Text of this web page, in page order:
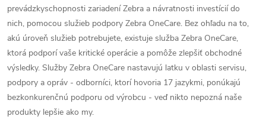
prevádzkyschopnosti zariadení Zebra a návratnosti investícií do
nich, pomocou služieb podpory Zebra OneCare. Bez ohľadu na to,
akú úroveň služieb potrebujete, existuje služba Zebra OneCare,
ktorá podporí vaše kritické operácie a pomôže zlepšiť obchodné
výsledky. Služby Zebra OneCare nastavujú latku v oblasti servisu,
podpory a opráv - odborníci, ktorí hovoria 17 jazykmi, ponúkajú
bezkonkurenčnú podporu od výrobcu - veď nikto nepozná naše
produkty lepšie ako my.